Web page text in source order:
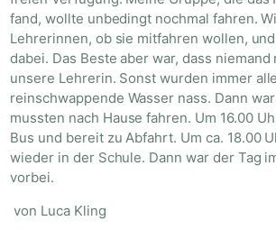
fand, wollte unbedingt nochmal fahren.
Lehrerinnen, ob sie mitfahren wollen,
dabei. Das Beste aber war, dass
unsere Lehrerin. Sonst wurden immer
reinschwappende Wasser nass. Dann
mussten nach Hause fahren. Um 16.00
Bus und bereit zu Abfahrt. Um ca. 18.00
wieder in der Schule. Dann war der Tag
vorbei.
von Luca Kling